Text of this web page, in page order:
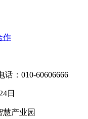
作
：010-60606666
日
产业园